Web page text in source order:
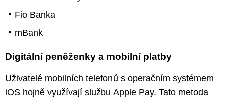
Fio Banka
mBank
Digitální peněženky a mobilní platby
Uživatelé mobilních telefonů s operačním systémem
iOS hojně využívají službu Apple Pay. Tato metoda